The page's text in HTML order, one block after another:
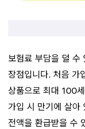
보험료 부담을 덜 수
장점입니다. 처음 가
상품으로 최대 100
가입 시 만기에 살아
전액을 환급받을 수